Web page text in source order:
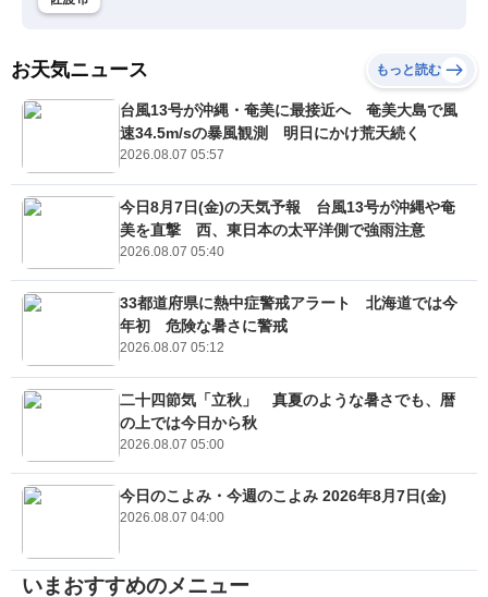
お天気ニュース もっと読む
台風13号が沖縄・奄美に最接近へ 奄美大島で風
速34.5m/sの暴風観測 明日にかけ荒天続く
2026.08.07 05:57
今日8月7日(金)の天気予報 台風13号が沖縄や奄
美を直撃 西、東日本の太平洋側で強雨注意
2026.08.07 05:40
33都道府県に熱中症警戒アラート 北海道では今
年初 危険な暑さに警戒
2026.08.07 05:12
二十四節気「立秋」 真夏のような暑さでも、暦
の上では今日から秋
2026.08.07 05:00
今日のこよみ・今週のこよみ 2026年8月7日(金)
2026.08.07 04:00
いまおすすめのメニュー